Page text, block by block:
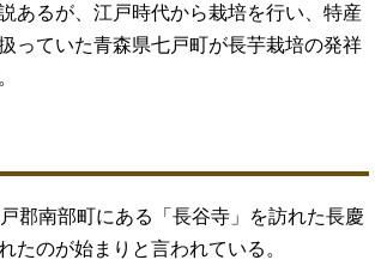
あるが、江戸時代から栽培を行い、特産
っていた青森県七戸町が長芋栽培の発祥
郡南部町にある「長谷寺」を訪れた長慶
たのが始まりと言われている。